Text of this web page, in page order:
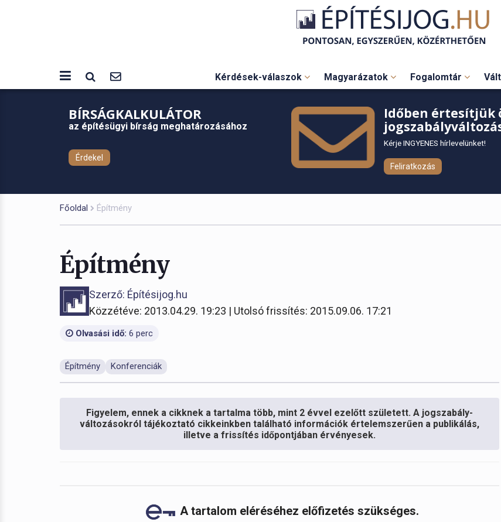
Kérdések-válaszok Magyarázatok Fogalomtár
BÍRSÁGKALKULÁTOR
az építésügyi bírság meghatározásához
Érdekel
Időben értesítjük
Kérje INGYENES hírlevelünket!
Feliratkozás
Főoldal Építmény
Építmény
Szerző: Építésijog.hu
Közzétéve: 2013.04.29. 19:23 | Utolsó frissítés: 2015.09.06. 17:21
Olvasási idő: 6 perc
Építmény Konferenciák
Figyelem, ennek a cikknek a tartalma több, mint 2 évvel ezelőtt született. A jogszabály-
változásokról tájékoztató cikkeinkben található információk értelemszerűen a publikálás,
illetve a frissítés időpontjában érvényesek.
A tartalom eléréséhez előfizetés szükséges.